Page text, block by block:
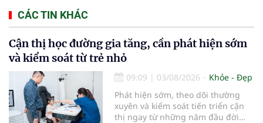
CÁC TIN KHÁC
Cận thị học đường gia tăng, cần phát hiện sớm
và kiểm soát từ trẻ nhỏ
09:09 | 03/08/2026
Khỏe - Đẹp
Phát hiện sớm, theo dõi thường
xuyên và kiểm soát tiến triển cận
thị ngay từ những năm đầu đời